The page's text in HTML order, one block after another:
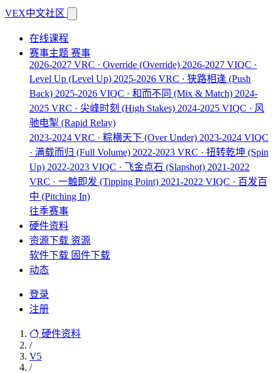
VEX中文社区
在线课程
赛事主题 赛事
2026-2027 VRC · Override (Override) 2026-2027 VIQC ·
Level Up (Level Up) 2025-2026 VRC · 狭路相逢 (Push
Back) 2025-2026 VIQC · 和而不同 (Mix & Match) 2024-
2025 VRC · 尖峰时刻 (High Stakes) 2024-2025 VIQC · 风
驰电掣 (Rapid Relay)
2023-2024 VRC · 粽横天下 (Over Under) 2023-2024 VIQC
· 满载而归 (Full Volume) 2022-2023 VRC · 扭转乾坤 (Spin
Up) 2022-2023 VIQC · 飞金点石 (Slapshot) 2021-2022
VRC · 一触即发 (Tipping Point) 2021-2022 VIQC · 百发百
中 (Pitching In)
往季赛事
硬件资料
资源下载 资源
软件下载 固件下载
动态
登录
注册
硬件资料
/
V5
/